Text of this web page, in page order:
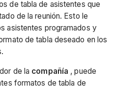
de tabla de asistentes que
de la reunión. Esto le
asistentes programados y
de tabla deseado en los
de la compañía , puede
formatos de tabla de